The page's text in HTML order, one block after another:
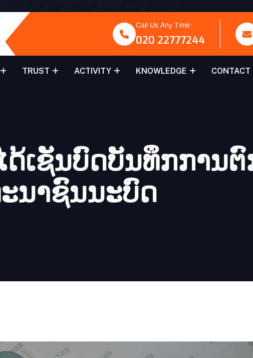
Call Us Any Time:
020 22777244
TRUST ACTIVITY KNOWLEDGE CONTACT
ດ້​ເຊັນບົດບັນທຶກການ
ນາ​ຊົນ​ນະ​ບົດ